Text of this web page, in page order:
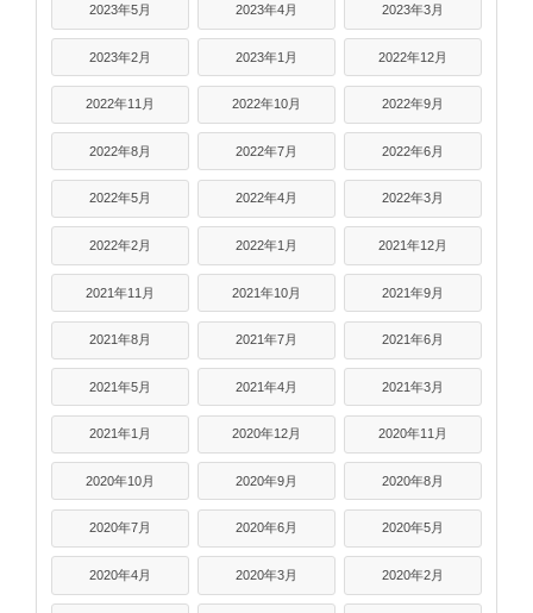
2023年5月 2023年4月 2023年3月
2023年2月 2023年1月 2022年12月
2022年11月 2022年10月 2022年9月
2022年8月 2022年7月 2022年6月
2022年5月 2022年4月 2022年3月
2022年2月 2022年1月 2021年12月
2021年11月 2021年10月 2021年9月
2021年8月 2021年7月 2021年6月
2021年5月 2021年4月 2021年3月
2021年1月 2020年12月 2020年11月
2020年10月 2020年9月 2020年8月
2020年7月 2020年6月 2020年5月
2020年4月 2020年3月 2020年2月